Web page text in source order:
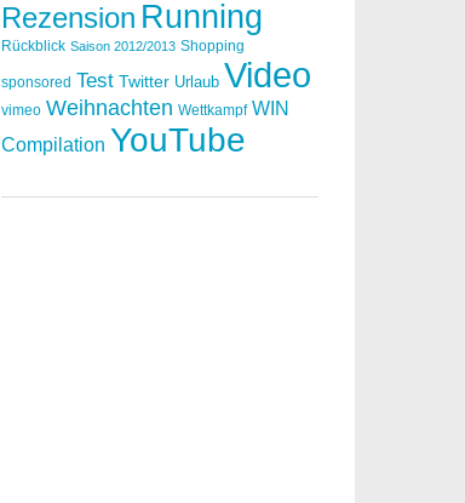
Rezension Running
Rückblick Saison 2012/2013 Shopping
sponsored Test Twitter Urlaub Video
vimeo Weihnachten Wettkampf WIN
Compilation YouTube